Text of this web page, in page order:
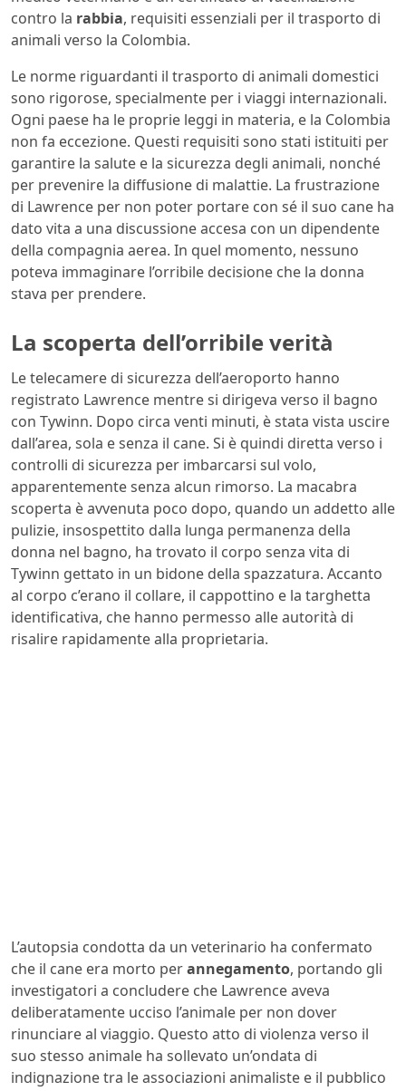
contro la rabbia, requisiti essenziali per il trasporto di
animali verso la Colombia.
Le norme riguardanti il trasporto di animali domestici
sono rigorose, specialmente per i viaggi internazionali.
Ogni paese ha le proprie leggi in materia, e la Colombia
non fa eccezione. Questi requisiti sono stati istituiti per
garantire la salute e la sicurezza degli animali, nonché
per prevenire la diffusione di malattie. La frustrazione
di Lawrence per non poter portare con sé il suo cane ha
dato vita a una discussione accesa con un dipendente
della compagnia aerea. In quel momento, nessuno
poteva immaginare l’orribile decisione che la donna
stava per prendere.
La scoperta dell’orribile verità
Le telecamere di sicurezza dell’aeroporto hanno
registrato Lawrence mentre si dirigeva verso il bagno
con Tywinn. Dopo circa venti minuti, è stata vista uscire
dall’area, sola e senza il cane. Si è quindi diretta verso i
controlli di sicurezza per imbarcarsi sul volo,
apparentemente senza alcun rimorso. La macabra
scoperta è avvenuta poco dopo, quando un addetto alle
pulizie, insospettito dalla lunga permanenza della
donna nel bagno, ha trovato il corpo senza vita di
Tywinn gettato in un bidone della spazzatura. Accanto
al corpo c’erano il collare, il cappottino e la targhetta
identificativa, che hanno permesso alle autorità di
risalire rapidamente alla proprietaria.
L’autopsia condotta da un veterinario ha confermato
che il cane era morto perannegamento, portando gli
investigatori a concludere che Lawrence aveva
deliberatamente ucciso l’animale per non dover
rinunciare al viaggio. Questo atto di violenza verso il
suo stesso animale ha sollevato un’ondata di
indignazione tra le associazioni animaliste e il pubblico